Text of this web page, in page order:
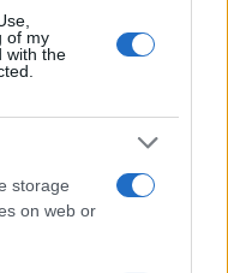
of my
with the
storage
on web or
ANCHE SU
per